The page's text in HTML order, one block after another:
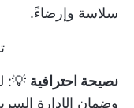
سلاسة وإرضاءً.
نصيحة احترافية 💡:
وضمان الإدارة